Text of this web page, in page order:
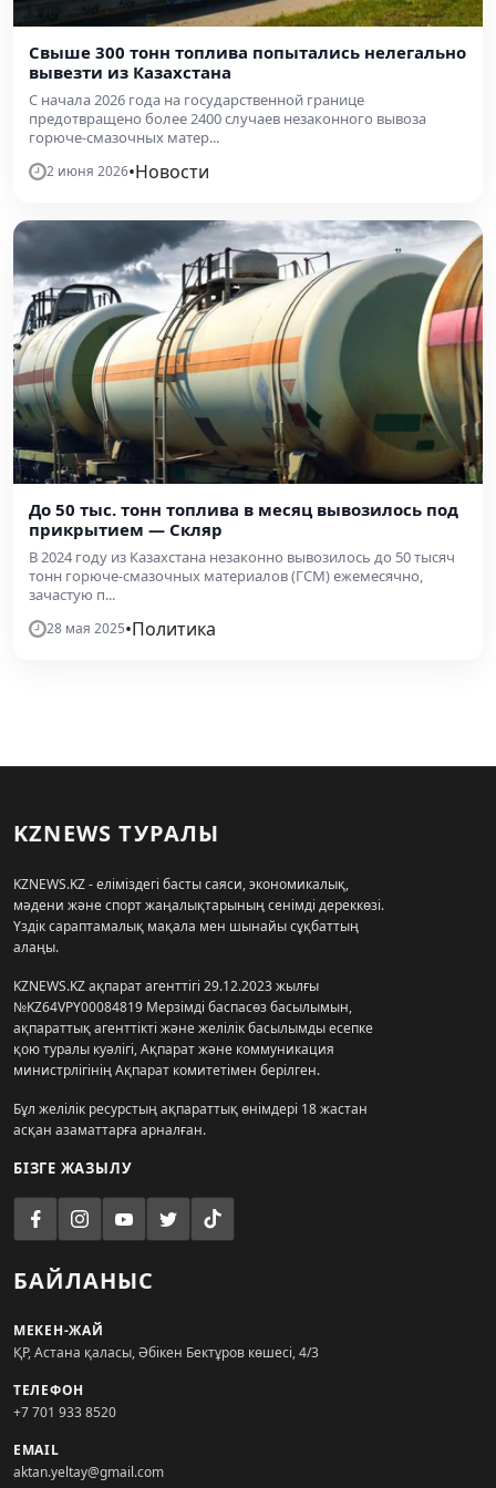
Свыше 300 тонн топлива попытались нелегально
вывезти из Казахстана
С начала 2026 года на государственной границе
предотвращено более 2400 случаев незаконного вывоза
горюче-смазочных матер...
2 июня 2026•Новости
До 50 тыс. тонн топлива в месяц вывозилось под
прикрытием — Скляр
В 2024 году из Казахстана незаконно вывозилось до 50 тысяч
тонн горюче-смазочных материалов (ГСМ) ежемесячно,
зачастую п...
28 мая 2025•Политика
KZNEWS ТУРАЛЫ
KZNEWS.KZ - еліміздегі басты саяси, экономикалық,
мәдени және спорт жаңалықтарының сенімді дереккөзі.
Үздік сараптамалық мақала мен шынайы сұқбаттың
алаңы.
KZNEWS.KZ ақпарат агенттігі 29.12.2023 жылғы
№KZ64VPY00084819 Мерзімді баспасөз басылымын,
ақпараттық агенттікті және желілік басылымды есепке
қою туралы куәлігі, Ақпарат және коммуникация
министрлігінің Ақпарат комитетімен берілген.
Бұл желілік ресурстың ақпараттық өнімдері 18 жастан
асқан азаматтарға арналған.
БІЗГЕ ЖАЗЫЛУ
БАЙЛАНЫС
МЕКЕН-ЖАЙ
ҚР, Астана қаласы, Әбікен Бектұров көшесі, 4/3
ТЕЛЕФОН
+7 701 933 8520
EMAIL
aktan.yeltay@gmail.com